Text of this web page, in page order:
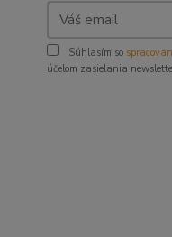
Súhlasím so
účelom zasielania